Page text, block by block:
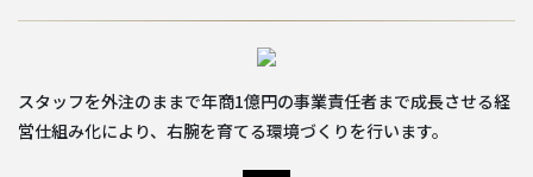
スタッフを外注のままで年商1億円の事業責任者まで成長させる経
営仕組み化により、右腕を育てる環境づくりを行います。